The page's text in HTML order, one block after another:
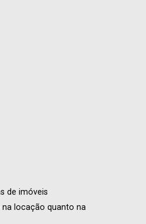
de imóveis
locação quanto na